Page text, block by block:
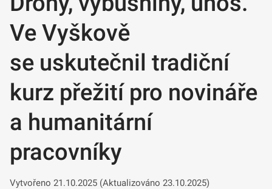
Ve Vyškově
se uskutečnil tradiční
kurz přežití pro novináře
a humanitární
pracovníky
Vytvořeno 21.10.2025 (Aktualizováno 23.10.2025)